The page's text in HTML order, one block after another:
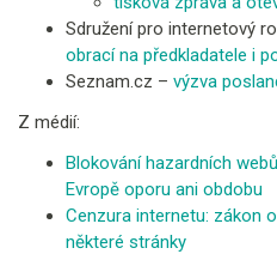
Sdružení pro internetový
obrací na předkladatele i
Seznam.cz – výzva
Z médií:
Blokování hazardních
Evropě oporu ani obdobu
Cenzura internetu: zákon
některé stránky